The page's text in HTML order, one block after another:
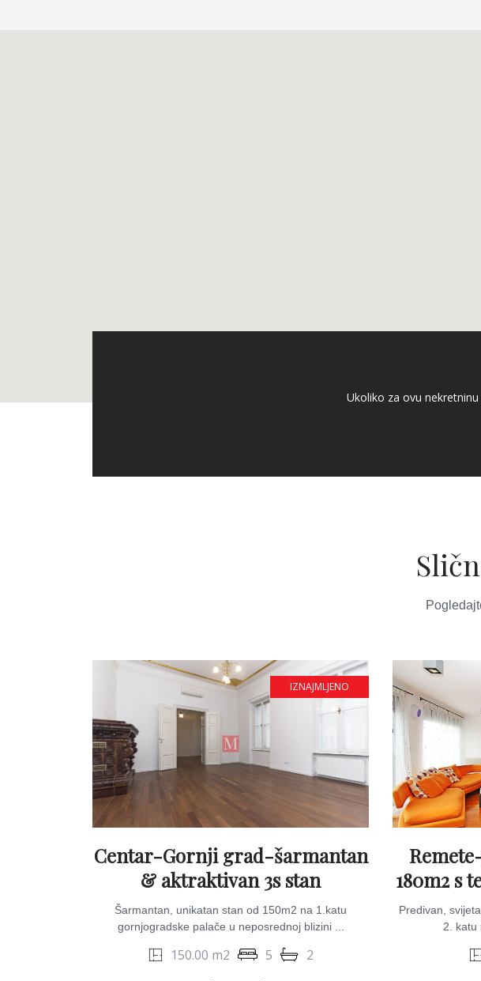
Ukoliko za ovu
IZNAJMLJENO
Centar-Gornji grad-šarmantan
& aktraktivan 3s stan
Šarmantan, unikatan stan od 150m2 na 1.katu
gornjogradske palače u neposrednoj blizini ...
150.00 m2 5 2
180m2 s
Predivan,
2. katu